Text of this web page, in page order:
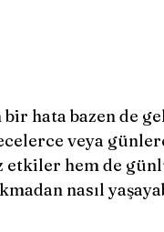
bir hata bazen de
veya
hem de
nasıl